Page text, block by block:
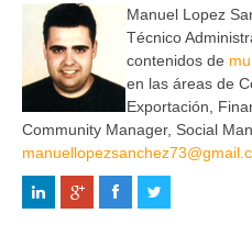
Manuel Lopez
Técnico
contenidos de
en las áreas de
Exportación,
Community Manager, Social